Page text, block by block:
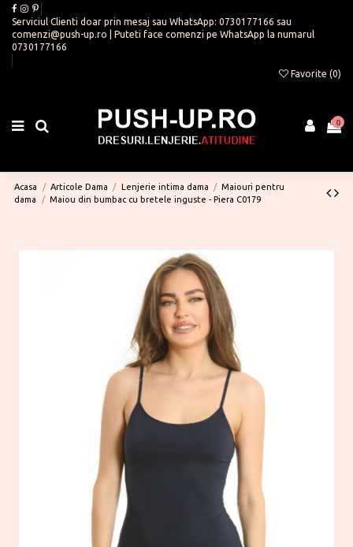
Serviciul Clienti doar prin mesaj sau WhatsApp: 0730177166 sau
comenzi@push-up.ro | Puteti face comenzi pe WhatsApp la numarul
0730177166
Favorite (0)
0
Acasa Articole Dama Lenjerie intima dama
Maiouri pentru
dama
Maiou din bumbac cu bretele inguste - Piera C0179